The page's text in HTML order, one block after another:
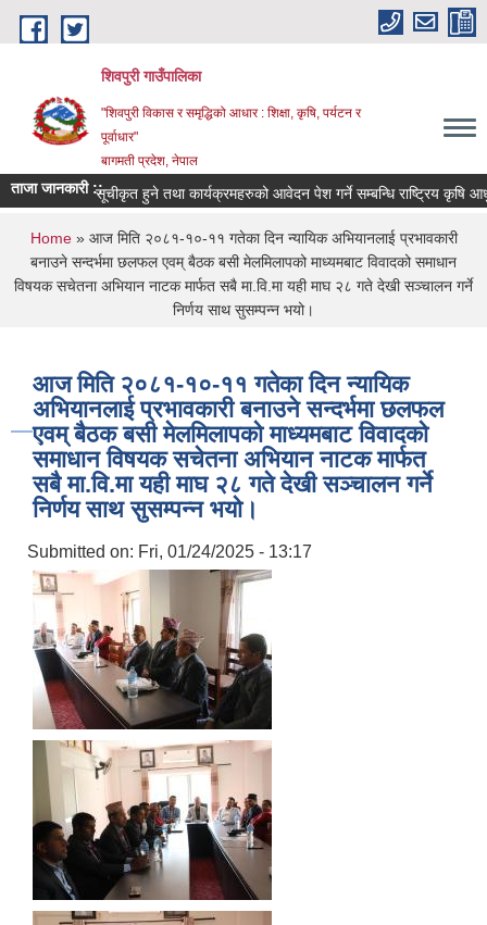
Skip to main content
शिवपुरी गाउँपालिका
"शिवपुरी विकास र समृद्धिको आधार : शिक्षा, कृषि, पर्यटन र
पूर्वाधार"
बागमती प्रदेश, नेपाल
ताजा जानकारी ::सूचीकृत हुने तथा कार्यक्रमहरुको आवेदन पेश गर्ने सम्बन्धि राष्ट्रिय कृषि
You are here
Home» आज मिति २०८१-१०-११ गतेका दिन न्यायिक अभियानलाई प्रभावकारी
बनाउने सन्दर्भमा छलफल एवम् बैठक बसी मेलमिलापको माध्यमबाट विवादको समाधान
विषयक सचेतना अभियान नाटक मार्फत सबै मा.वि.मा यही माघ २८ गते देखी सञ्चालन गर्ने
निर्णय साथ सुसम्पन्न भयो।
आज मिति २०८१-१०-११ गतेका दिन न्यायिक
अभियानलाई प्रभावकारी बनाउने सन्दर्भमा छलफल
एवम् बैठक बसी मेलमिलापको माध्यमबाट विवादको
समाधान विषयक सचेतना अभियान नाटक मार्फत
सबै मा.वि.मा यही माघ २८ गते देखी सञ्चालन गर्ने
निर्णय साथ सुसम्पन्न भयो।
Submitted on: Fri, 01/24/2025 - 13:17